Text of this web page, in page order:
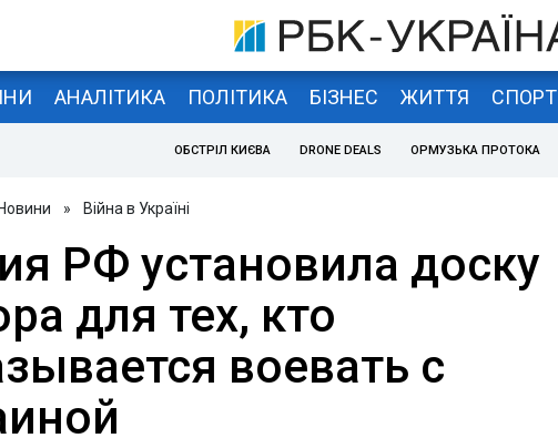
АНАЛІТИКА ПОЛІТИКА БІЗНЕС ЖИТТЯ СПОРТ
ОБСТРІЛ КИЄВА DRONE DEALS ОРМУЗЬКА ПРОТОКА
Новини » Війна в Україні
РФ установила доску
для тех, кто
воевать с